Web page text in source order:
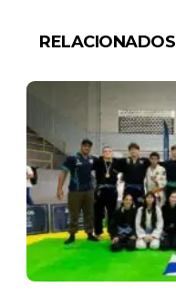
RELACIONADOS